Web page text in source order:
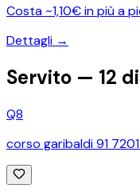
Costa ~1,10€ in più a
Dettagli →
Servito — 12
Q8
corso garibaldi 91